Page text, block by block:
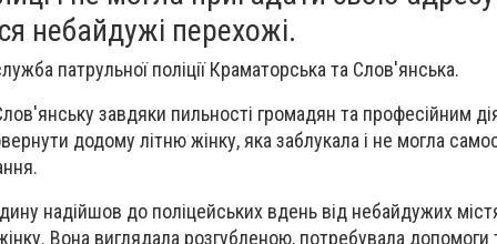
небайдужі перехожі.
патрульної поліції Краматорська та Слов'янська.
завдяки пильності громадян та професійним
додому літню жінку, яка заблукала і не могла
надійшов до поліцейських вдень від небайдужих
Вона виглядала розгубленою, потребувала допомоги